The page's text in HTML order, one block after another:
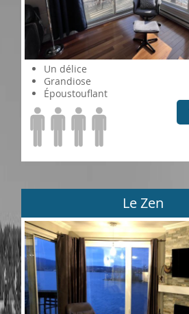
Un délice
Grandiose
Époustouflant
Le Zen